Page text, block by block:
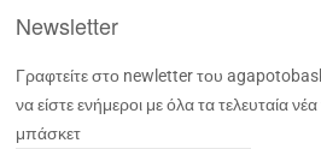
Newsletter
Γραφτείτε στο newletter του
να είστε ενήμεροι με όλα τα τελευταία
μπάσκετ